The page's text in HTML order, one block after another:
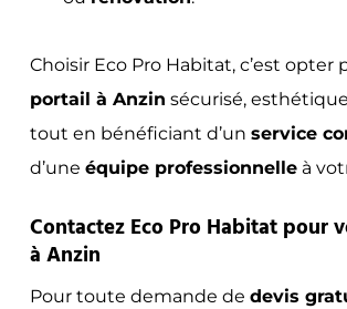
Choisir Eco Pro Habitat, c’est opter
portail à Anzin sécurisé,
tout en bénéficiant d’un service
d’une équipe professionnelleà
Contactez Eco Pro Habitat pour
à Anzin
Pour toute demande de devis